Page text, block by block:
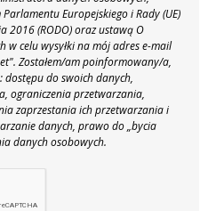
Europejskiego i Rady (UE)
2016 (RODO) oraz ustawą O
w celu wysyłki na mój adres e-mail
Zostałem/am poinformowany/a,
dostępu do swoich danych,
ograniczenia przetwarzania,
zaprzestania ich przetwarzania i
danych, prawo do „bycia
danych osobowych.